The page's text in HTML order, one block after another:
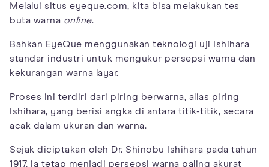
Melalui situs eyeque.com, kita bisa melakukan tes
buta warna online.
Bahkan EyeQue menggunakan teknologi uji Ishihara
standar industri untuk mengukur persepsi warna dan
kekurangan warna layar.
Proses ini terdiri dari piring berwarna, alias piring
Ishihara, yang berisi angka di antara titik-titik, secara
acak dalam ukuran dan warna.
Sejak diciptakan oleh Dr. Shinobu Ishihara pada tahun
1917, ia tetap menjadi persepsi warna paling akurat